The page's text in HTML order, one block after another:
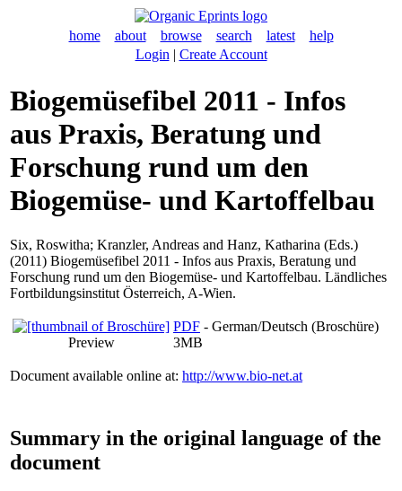
home about browse search latest
help
Login | Create Account
Biogemüsefibel 2011 - Infos
aus Praxis, Beratung und
Forschung rund um den
Biogemüse- und Kartoffelbau
Six, Roswitha; Kranzler, Andreas and Hanz, Katharina (Eds.)
(2011) Biogemüsefibel 2011 - Infos aus Praxis, Beratung und
Forschung rund um den Biogemüse- und Kartoffelbau. Ländliches
Fortbildungsinstitut Österreich, A-Wien.
Preview
PDF - German/Deutsch (Broschüre)
3MB
Document available online at: http://www.bio-net.at
Summary in the original language of the
document